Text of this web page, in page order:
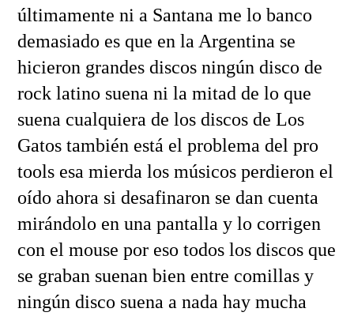
últimamente ni a Santana me lo banco
demasiado es que en la Argentina se
hicieron grandes discos ningún disco de
rock latino suena ni la mitad de lo que
suena cualquiera de los discos de Los
Gatos también está el problema del pro
tools esa mierda los músicos perdieron el
oído ahora si desafinaron se dan cuenta
mirándolo en una pantalla y lo corrigen
con el mouse por eso todos los discos que
se graban suenan bien entre comillas y
ningún disco suena a nada hay mucha